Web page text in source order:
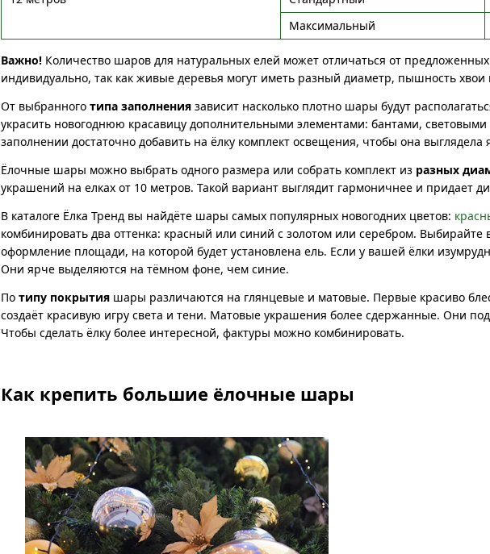
Максимальный
Важно! Количество шаров для натуральных елей может отличаться от
индивидуально, так как живые деревья могут иметь разный диаметр, пышность хвои
От выбранного типа заполнения зависит насколько плотно шары будут
украсить новогоднюю красавицу дополнительными элементами: бантами,
заполнении достаточно добавить на ёлку комплект освещения, чтобы она
Ёлочные шары можно выбрать одного размера или собрать комплект из разных
украшений на елках от 10 метров. Такой вариант выглядит гармоничнее и придает
В каталоге Ёлка Тренд вы найдёте шары самых популярных новогодних цветов:
комбинировать два оттенка: красный или синий с золотом или серебром.
оформление площади, на которой будет установлена ель. Если у вашей ёлки
Они ярче выделяются на тёмном фоне, чем синие.
По типу покрытия шары различаются на глянцевые и матовые. Первые красиво
создаёт красивую игру света и тени. Матовые украшения более сдержанные. Они
Чтобы сделать ёлку более интересной, фактуры можно комбинировать.
Как крепить большие ёлочные шары